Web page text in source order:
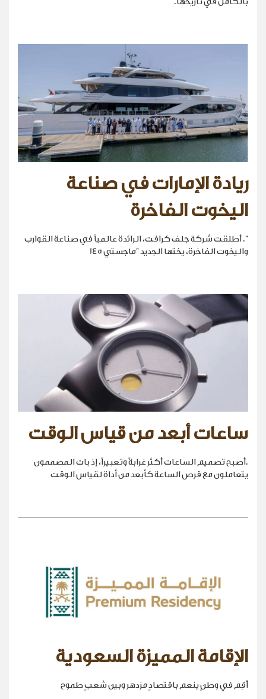
ريادة الإمارات في صناعة
اليخوت الفاخرة
". أطلقت شركة جلف كرافت، الرائدة عالمياً في صناعة القوارب
واليخوت الفاخرة، يختها الجديد "ماجستي 145
ساعات أبعد من قياس الوقت
.أصبح تصميم الساعات أكثر غرابةً وتعبيراً، إذ بات المصممون
يتعاملون مع قرص الساعة كأبعد من أداة لقياس الوقت
الإقامة المميزة السعودية
أقِم في وطنٍ ينعم باقتصادٍ مزدهر وبين شعبٍ طموح